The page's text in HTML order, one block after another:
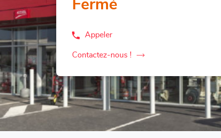
Fermé
Appeler
Afficher
numéro
du
de
vente
LOXAM
Leipzig
Contactez-nous !
le
de
vente
LOXAM